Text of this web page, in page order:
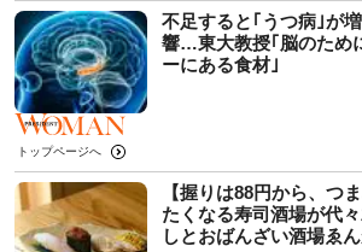
不足すると｢うつ病｣が
響…東大教授｢脳のため
ーにある食材｣
トップページへ
【握りは88円から、つ
たくなる寿司酒場が代
しとおばんざい酒場ゑん